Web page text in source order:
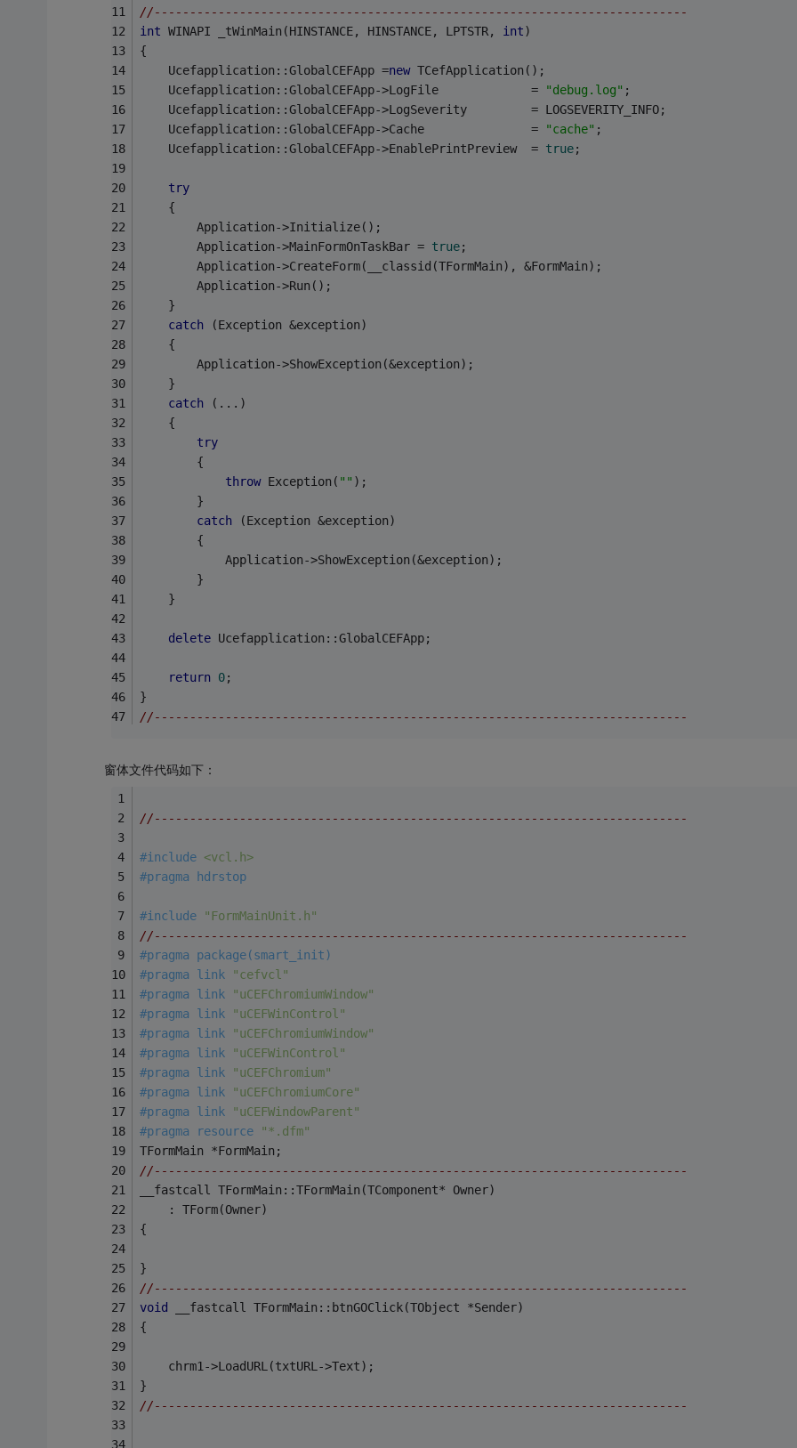
//---------------------------------------------------------------------------
int WINAPI _tWinMain(HINSTANCE, HINSTANCE, LPTSTR, int)
{
	Ucefapplication::GlobalCEFApp =
new TCefApplication();
	Ucefapplication::GlobalCEFApp->LogFile             =
"debug.log" ;
	Ucefapplication::GlobalCEFApp->LogSeverity         = LOGSEVERITY_INFO;
	Ucefapplication::GlobalCEFApp->Cache               =
"cache" ;
	Ucefapplication::GlobalCEFApp->EnablePrintPreview  =
true;
try
	{
		Application->Initialize();
		Application->MainFormOnTaskBar =
true;
		Application->CreateForm(__classid(TFormMain), &FormMain);
		Application->Run();
	}
catch (Exception &exception)
	{
		Application->ShowException(&exception);
	}
catch (...)
	{
try
		{
throw Exception( "" );
		}
catch (Exception &exception)
		{
			Application->ShowException(&exception);
		}
	}
delete Ucefapplication::GlobalCEFApp;
return 0;
}
//---------------------------------------------------------------------------
窗体文件代码如下：
//---------------------------------------------------------------------------
#include <vcl.h>
#pragma hdrstop
#include
"FormMainUnit.h"
//---------------------------------------------------------------------------
#pragma package(smart_init)
#pragma link
"cefvcl"
#pragma link
"uCEFChromiumWindow"
#pragma link
"uCEFWinControl"
#pragma link
"uCEFChromiumWindow"
#pragma link
"uCEFWinControl"
#pragma link
"uCEFChromium"
#pragma link
"uCEFChromiumCore"
#pragma link
"uCEFWindowParent"
#pragma resource
"*.dfm"
TFormMain *FormMain;
//---------------------------------------------------------------------------
__fastcall TFormMain::TFormMain(TComponent* Owner)
	: TForm(Owner)
{
}
//---------------------------------------------------------------------------
void __fastcall TFormMain::btnGOClick(TObject *Sender)
{
	chrm1->LoadURL(txtURL->Text);
}
//---------------------------------------------------------------------------